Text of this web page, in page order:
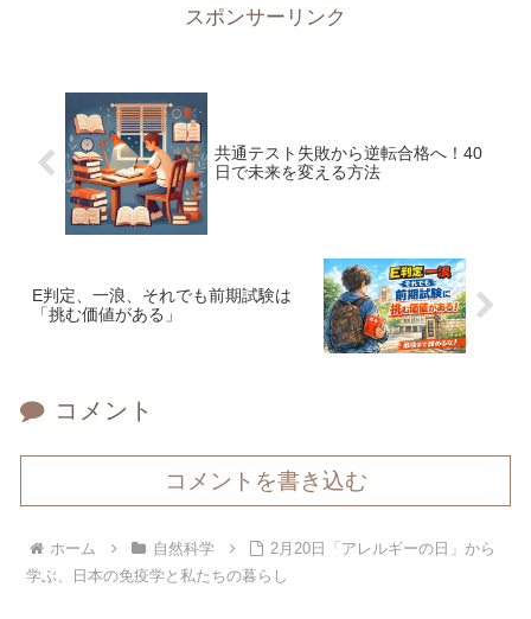
スポンサーリンク
共通テスト失敗から逆転合格へ！40
日で未来を変える方法
E判定、一浪、それでも前期試験は
「挑む価値がある」
コメント
コメントを書き込む
ホーム 自然科学
2月20日「アレルギーの日」から
学ぶ、日本の免疫学と私たちの暮らし